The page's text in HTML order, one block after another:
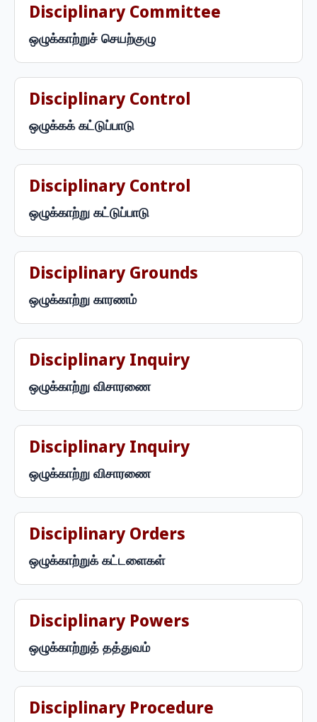
Disciplinary Committee
ஒழுக்காற்றுச் செயற்குழு
Disciplinary Control
ஒழுக்கக் கட்டுப்பாடு
Disciplinary Control
ஒழுக்காற்று கட்டுப்பாடு
Disciplinary Grounds
ஒழுக்காற்று காரணம்
Disciplinary Inquiry
ஒழுக்காற்று விசாரணை
Disciplinary Inquiry
ஒழுக்காற்று விசாரணை
Disciplinary Orders
ஒழுக்காற்றுக் கட்டளைகள்
Disciplinary Powers
ஒழுக்காற்றுத் தத்துவம்
Disciplinary Procedure